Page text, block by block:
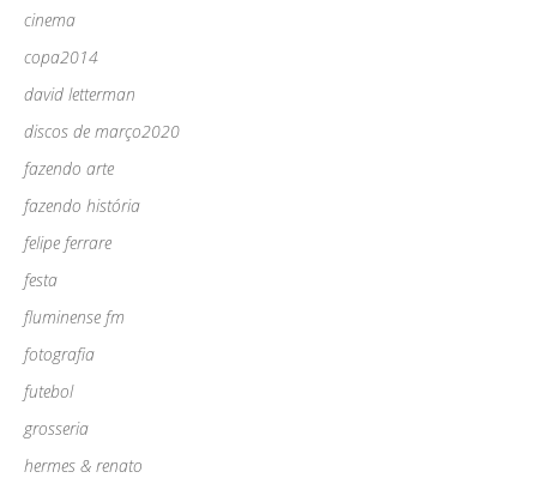
cinema
copa2014
david letterman
discos de março2020
fazendo arte
fazendo história
felipe ferrare
festa
fluminense fm
fotografia
futebol
grosseria
hermes & renato